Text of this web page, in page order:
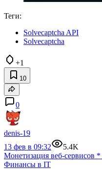
Теги:
Solvecaptcha API
Solvecaptcha
+1
10
0
denis-19
13 фев в 09:32
5.4K
Монетизация веб-сервисов *
Финансы в IT